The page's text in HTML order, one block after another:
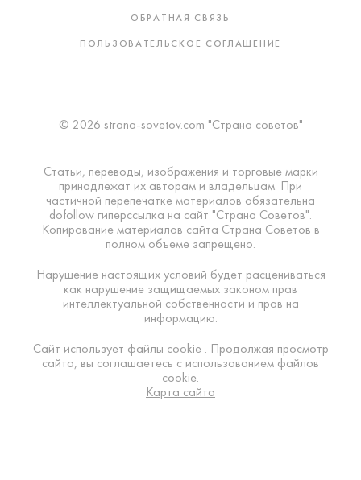
ОБРАТНАЯ СВЯЗЬ
ПОЛЬЗОВАТЕЛЬСКОЕ СОГЛАШЕНИЕ
© 2026 strana-sovetov.com "Страна советов"
Статьи, переводы, изображения и торговые марки
принадлежат их авторам и владельцам. При
частичной перепечатке материалов обязательна
dofollow гиперссылка на сайт "Страна Советов".
Копирование материалов сайта Страна Советов в
полном объеме запрещено.
Нарушение настоящих условий будет расцениваться
как нарушение защищаемых законом прав
интеллектуальной собственности и прав на
информацию.
Сайт использует файлы cookie . Продолжая просмотр
сайта, вы соглашаетесь с использованием файлов
cookie.
Карта сайта